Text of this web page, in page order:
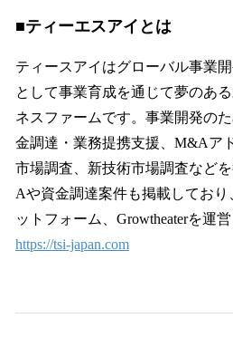
■ティーエスアイとは
ティースアイはグローバル事業
として事業育成を通じて夢のあ
ネスファームです。事業開発の
金調達・業務提携支援、M&Aア
市場調査、新技術市場調査など
Aや資金調達案件も掲載してお
ットフォーム、Growtheaterを運営
https://tsi-japan.com